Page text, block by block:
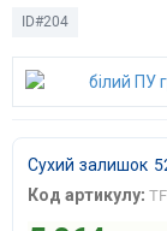
ID#204
Сухий залишок
Код артикулу: